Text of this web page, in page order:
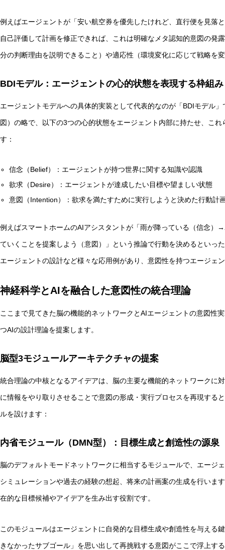
例えばエージェントが「安い航空券を優先したけれど、直行便を見落
自己評価して計画を修正できれば、これは明確なメタ認知的意図の発
分の判断理由を説明できること）や適応性（環境変化に応じて戦略を
BDIモデル：エージェントの心的状態を表現する枠組み
エージェントモデルへの具体的実装として代表的なのが「BDIモデル
図）の略で、以下の3つの心的状態をエージェント内部に持たせ、こ
す：
信念（Belief）：エージェントが持つ世界に関する知識や認識
欲求（Desire）：エージェントが達成したい目標や望ましい状態
意図（Intention）：欲求を満たすために実行しようと決めた行動計
例えばスマートホームのAIアシスタントが「雨が降っている（信念
ていくことを提案しよう（意図）」という推論で行動を決めるといっ
エージェントの設計など様々な応用例があり、意図性を持つエージェ
神経科学とAIを融合した意図性の統合理論
ここまで見てきた脳の機能的ネットワークとAIエージェントの意図性
つAIの設計理論を提案します。
脳型3モジュールアーキテクチャの提案
統合理論の中核となるアイデアは、脳の主要な機能的ネットワークに
に情報をやり取りさせることで意図の形成・実行プロセスを再現する
ルを設けます：
内省モジュール（DMN型）：目標生成と創造性の源泉
脳のデフォルトモードネットワークに相当するモジュールで、エージ
シミュレーションや過去の経験の想起、将来の計画案の生成を行いま
在的な目標候補やアイデアを生み出す役割です。
このモジュールはエージェントに自発的な目標生成や創造性を与える
きなかったサブゴール」を思い出して再挑戦する意図がここで浮上す